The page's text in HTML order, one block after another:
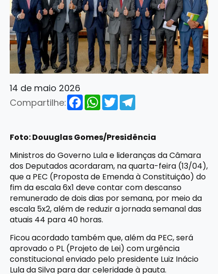
14 de maio 2026
Compartilhe:
FacebookWhatsApp
Twitter
Foto: Douuglas Gomes/Presidência
Ministros do Governo Lula e lideranças da Câmara
dos Deputados acordaram, na quarta-feira (13/04),
que a PEC (Proposta de Emenda à Constituição) do
fim da escala 6x1 deve contar com descanso
remunerado de dois dias por semana, por meio da
escala 5x2, além de reduzir a jornada semanal das
atuais 44 para 40 horas.
Ficou acordado também que, além da PEC, será
aprovado o PL (Projeto de Lei) com urgência
constitucional enviado pelo presidente Luiz Inácio
Lula da Silva para dar celeridade à pauta.